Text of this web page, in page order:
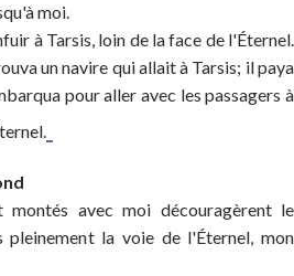
moi.
à Tarsis, loin de la face de l'Éternel.
un navire qui allait à Tarsis; il paya
pour aller avec les passagers à
avec moi découragèrent le
pleinement la voie de l'Éternel, mon